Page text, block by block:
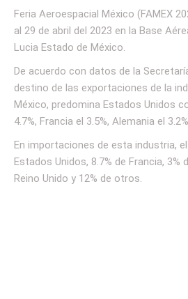
Feria Aeroespacial México (FAMEX
al 29 de abril del 2023 en la Base
Lucia Estado de México.
De acuerdo con datos de la
destino de las exportaciones de la
México, predomina Estados Unidos
4.7%, Francia el 3.5%, Alemania el
En importaciones de esta industria,
Estados Unidos, 8.7% de Francia, 3%
Reino Unido y 12% de otros.